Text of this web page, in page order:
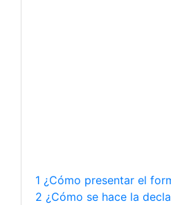
1 ¿Cómo presentar el
2 ¿Cómo se hace la